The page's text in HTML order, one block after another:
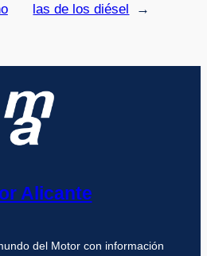
las de los diésel
→
Alicante
del Motor con información